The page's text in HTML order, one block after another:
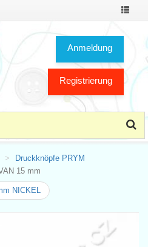
Toggle
Anmeldung
Registrierung
Druckknöpfe PRYM
15 mm
NICKEL